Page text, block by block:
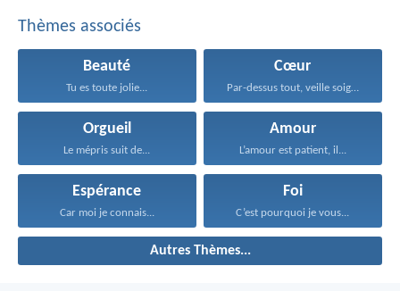
Thèmes associés
Beauté
Tu es toute jolie...
Cœur
Par-dessus tout, veille soigneusement...
Orgueil
Le mépris suit de...
Amour
L’amour est patient, il...
Espérance
Car moi je connais...
Foi
C’est pourquoi je vous...
Autres Thèmes...